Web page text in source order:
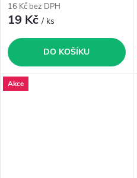
16 Kč bez DPH
19 Kč/ ks
DO KOŠÍKU
Akce